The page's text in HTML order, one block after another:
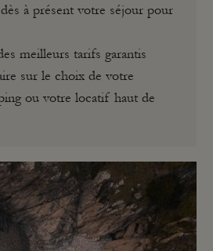
à présent votre séjour pour
meilleurs tarifs garantis
sur le choix de votre
ou votre locatif haut de